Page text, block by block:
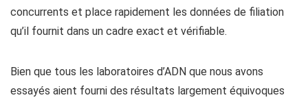
concurrents et place rapidement les données de filiation
qu’il fournit dans un cadre exact et vérifiable.
Bien que tous les laboratoires d’ADN que nous avons
essayés aient fourni des résultats largement équivoques